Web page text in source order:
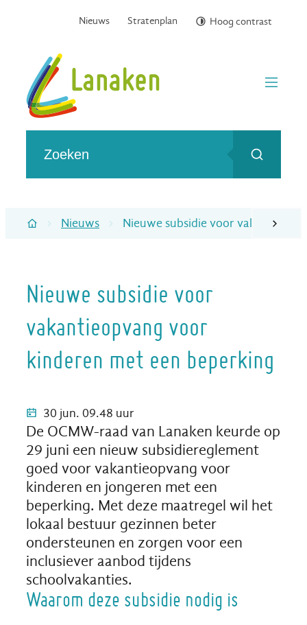
Naar inhoudNieuws Stratenplan Hoog contrast
Gemeente Lanaken
Zoeken
menu
scroll
Startpagina
Nieuws Nieuwe subsidie voor
Nieuwe subsidie voor
vakantieopvang voor
kinderen met een beperking
Gepubliceerd op
30 jun. 09.48 uur
De OCMW-raad van Lanaken keurde op
29 juni een nieuw subsidiereglement
goed voor vakantieopvang voor
kinderen en jongeren met een
beperking. Met deze maatregel wil het
lokaal bestuur gezinnen beter
ondersteunen en zorgen voor een
inclusiever aanbod tijdens
schoolvakanties.
Waarom deze subsidie nodig is